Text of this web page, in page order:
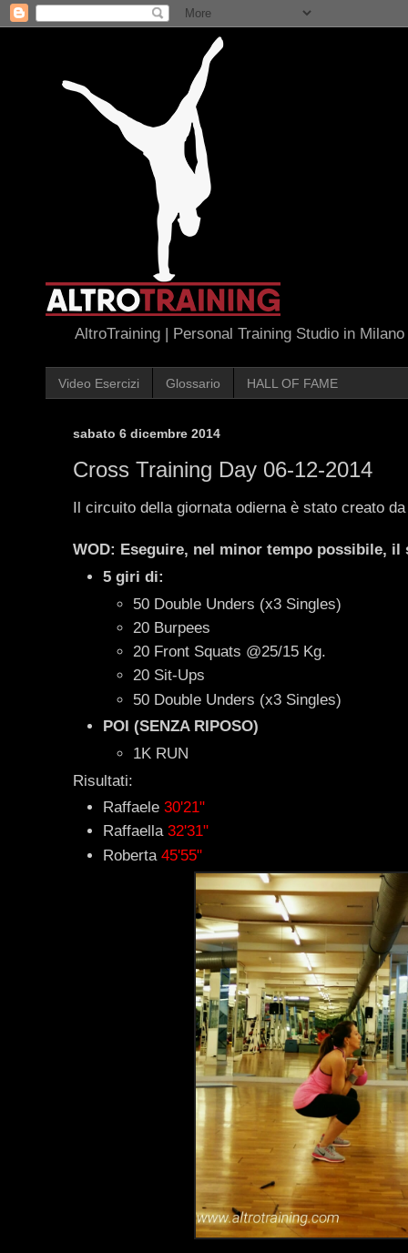
AltroTraining | Personal Training Studio in Milano
Video Esercizi Glossario HALL OF FAME
sabato 6 dicembre 2014
Cross Training Day 06-12-2014
Il circuito della giornata odierna è stato creato
WOD: Eseguire, nel minor tempo possibile, il
5 giri di:
50 Double Unders (x3 Singles)
20 Burpees
20 Front Squats @25/15 Kg.
20 Sit-Ups
50 Double Unders (x3 Singles)
POI (SENZA RIPOSO)
1K RUN
Risultati:
Raffaele 30'21"
Raffaella 32'31"
Roberta 45'55"